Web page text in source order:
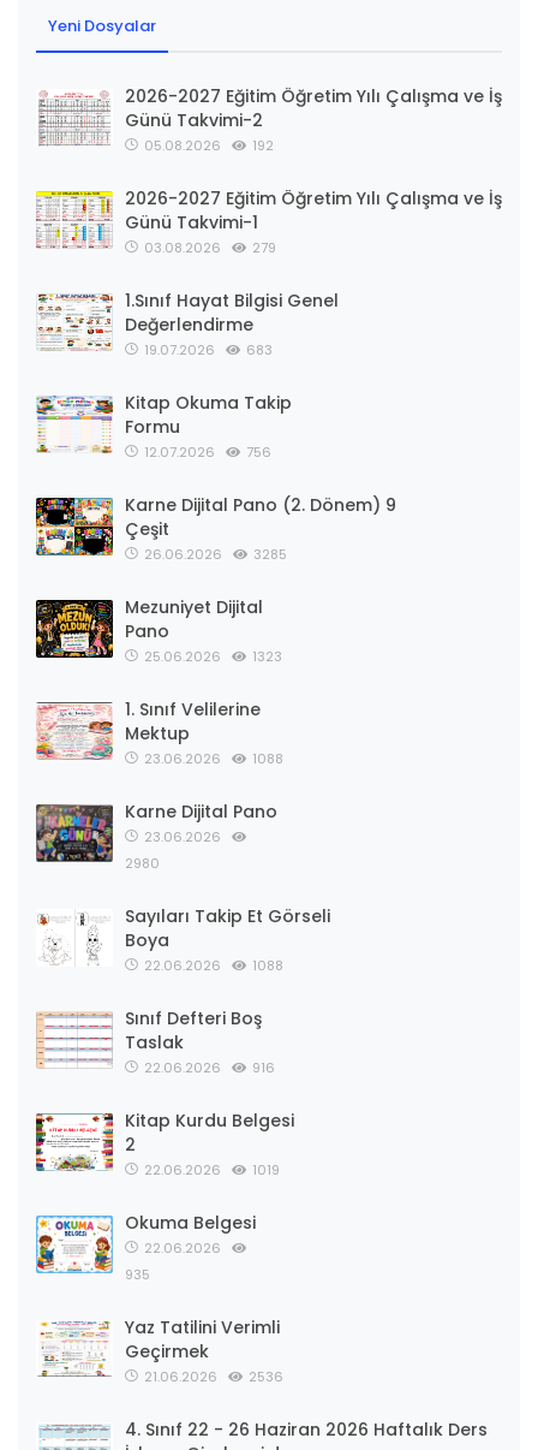
Yeni Dosyalar
2026-2027 Eğitim Öğretim Yılı Çalışma ve İş
Günü Takvimi-2
05.08.2026 192
2026-2027 Eğitim Öğretim Yılı Çalışma ve İş
Günü Takvimi-1
03.08.2026 279
1.Sınıf Hayat Bilgisi Genel
Değerlendirme
19.07.2026 683
Kitap Okuma Takip
Formu
12.07.2026 756
Karne Dijital Pano (2. Dönem) 9
Çeşit
26.06.2026 3285
Mezuniyet Dijital
Pano
25.06.2026 1323
1. Sınıf Velilerine
Mektup
23.06.2026 1088
Karne Dijital Pano
23.06.2026
2980
Sayıları Takip Et Görseli
Boya
22.06.2026 1088
Sınıf Defteri Boş
Taslak
22.06.2026 916
Kitap Kurdu Belgesi
2
22.06.2026 1019
Okuma Belgesi
22.06.2026
935
Yaz Tatilini Verimli
Geçirmek
21.06.2026 2536
4. Sınıf 22 - 26 Haziran 2026 Haftalık Ders